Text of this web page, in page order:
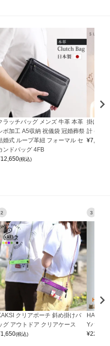
ラッチバッグ メンズ 牛革 本革
ボ加工 A5収納 祝儀袋 冠婚葬祭
婚式 ループ革紐 フォーマル セ
ンドバッグ 4FB
12,650(税込)
掛け時
計
¥7,150
2
クリアポーチ 斜め掛けバ
グ アウトドア クリアケース
1,650(税込)
3
Yバッグ
¥22,000